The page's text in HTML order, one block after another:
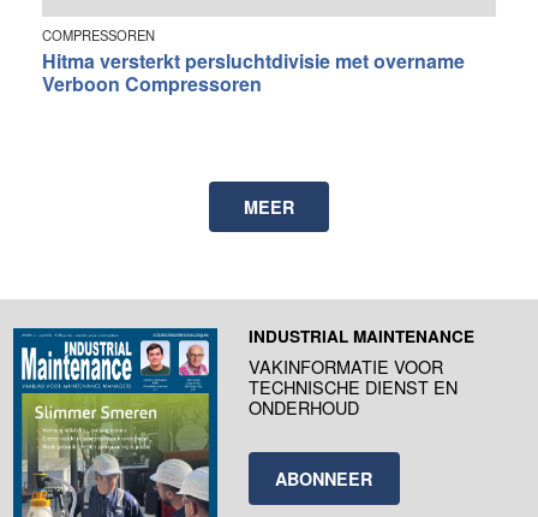
COMPRESSOREN
Hitma versterkt persluchtdivisie met overname
Verboon Compressoren
MEER
INDUSTRIAL MAINTENANCE
VAKINFORMATIE VOOR
TECHNISCHE DIENST EN
ONDERHOUD
ABONNEER